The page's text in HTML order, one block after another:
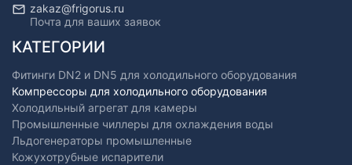
zakaz@frigorus.ru
Почта для ваших заявок
КАТЕГОРИИ
Фитинги DN2 и DN5 для холодильного оборудования
Компрессоры для холодильного оборудования
Холодильный агрегат для камеры
Промышленные чиллеры для охлаждения воды
Льдогенераторы промышленные
Кожухотрубные испарители